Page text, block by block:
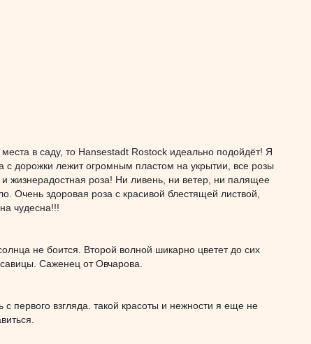
в саду, то Hansestadt Rostock идеально подойдёт! Я
с дорожки лежит огромным пластом на укрытии, все розы
жизнерадостная роза! Ни ливень, ни ветер, ни палящее
Очень здоровая роза с красивой блестящей листвой,
чудесна!!!
не боится. Второй волной шикарно цветет до сих
Саженец от Овчарова.
первого взгляда. такой красоты и нежности я еще не